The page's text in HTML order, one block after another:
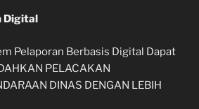
Digital
Pelaporan Berbasis Digital Dapat
PELACAKAN
DINAS DENGAN LEBIH